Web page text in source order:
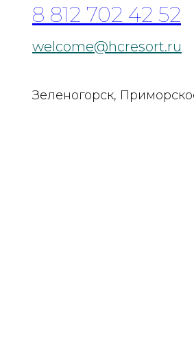
8 812 702 42 52
welcome@hcresort.ru
Зеленогорск,